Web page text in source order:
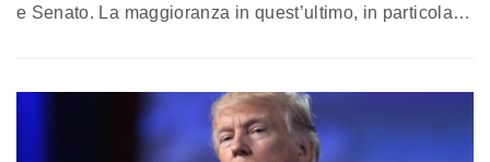
e Senato. La maggioranza in quest’ultimo, in particolare,
in senso conservatore. Gli Usa non si chiuderanno ai
mercati e per l’Ue sarà dirimente il tema della difesa
comune. Conversazione con il docente di Diritto